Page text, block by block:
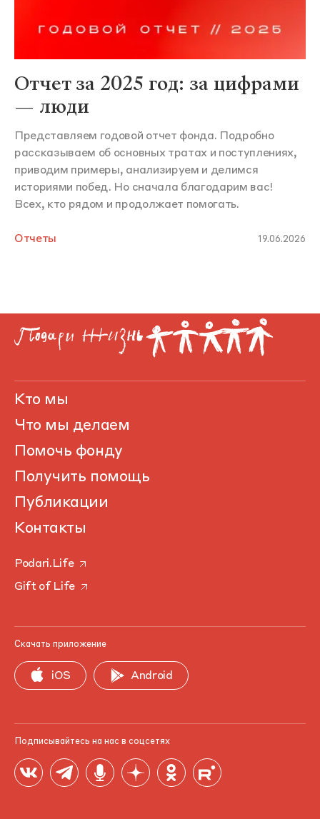
Отчет за 2025 год: за цифрами
— люди
Представляем годовой отчет фонда. Подробно
рассказываем об основных тратах и поступлениях,
приводим примеры, анализируем и делимся
историями побед. Но сначала благодарим вас!
Всех, кто рядом и продолжает помогать.
Отчеты 19.06.2026
Кто мы
Что мы делаем
Помочь фонду
Получить помощь
Публикации
Контакты
Podari.Life
Gift of Life
Скачать приложение
iOS Android
Подписывайтесь на нас в соцсетях